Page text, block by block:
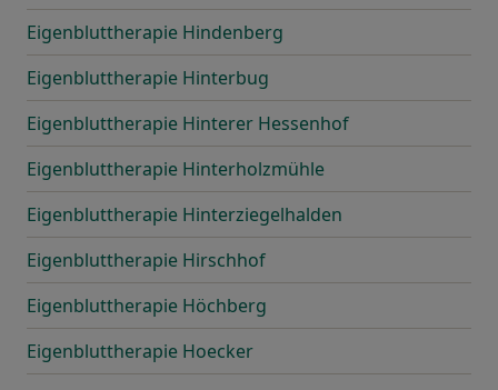
Eigenbluttherapie Hindenberg
Eigenbluttherapie Hinterbug
Eigenbluttherapie Hinterer Hessenhof
Eigenbluttherapie Hinterholzmühle
Eigenbluttherapie Hinterziegelhalden
Eigenbluttherapie Hirschhof
Eigenbluttherapie Höchberg
Eigenbluttherapie Hoecker